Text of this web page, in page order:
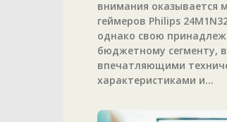
внимания оказывается
геймеров Philips
однако свою
бюджетному сегменту,
впечатляющими
характеристиками и...